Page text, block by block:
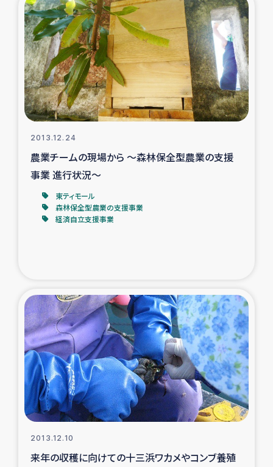
2013.12.24
農業チームの現場から ～森林保全型農業の支援
事業 進行状況～
東ティモール
森林保全型農業の支援事業
経済自立支援事業
2013.12.10
来年の収穫に向けての十三浜ワカメやコンブ養殖